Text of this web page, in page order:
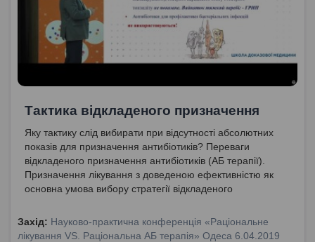
Тактика відкладеного призначення
Яку тактику слід вибирати при відсутності абсолютних
показів для призначення антибіотиків? Переваги
відкладеного призначення антибіотиків (АБ терапії).
Призначення лікування з доведеною ефективністю як
основна умова вибору стратегії відкладеного
Захід: Науково-практична конференція «Раціональне
лікування VS. Раціональна АБ терапія» Одеса 6.04.2019